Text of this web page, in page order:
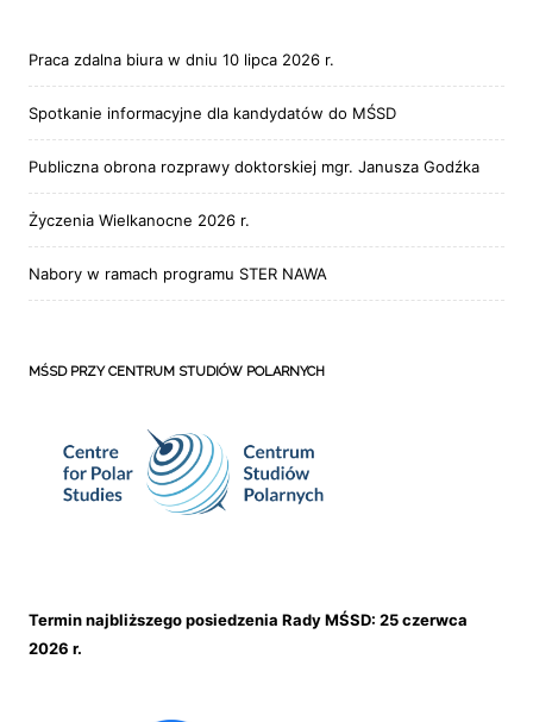
Praca zdalna biura w dniu 10 lipca 2026 r.
Spotkanie informacyjne dla kandydatów do MŚSD
Publiczna obrona rozprawy doktorskiej mgr. Janusza Godźka
Życzenia Wielkanocne 2026 r.
Nabory w ramach programu STER NAWA
MŚSD PRZY CENTRUM STUDIÓW POLARNYCH
Termin najbliższego posiedzenia Rady MŚSD: 25 czerwca
2026 r.